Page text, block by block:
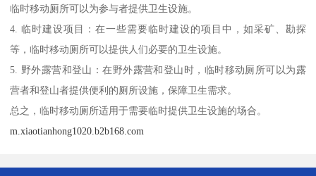
临时移动厕所可以为参与者提供卫生设施。
4. 临时建设项目：在一些需要临时建设的项目中，如采矿、勘探
等，临时移动厕所可以提供人们必要的卫生设施。
5. 野外露营和登山：在野外露营和登山时，临时移动厕所可以为露
营者和登山者提供便利的厕所设施，保障卫生需求。
总之，临时移动厕所适用于需要临时提供卫生设施的场合。
m.xiaotianhong1020.b2b168.com